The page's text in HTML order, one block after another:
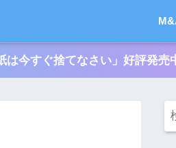
は今すぐ捨てなさい」好評発売